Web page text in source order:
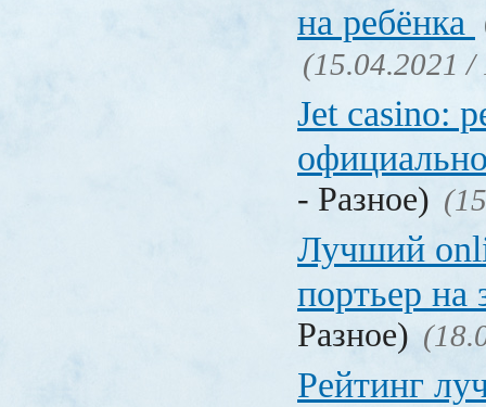
на ребёнка
(15.04.2021 /
Jet casino:
- Разное)
Лучший
портьер на
Разное)
Рейтинг